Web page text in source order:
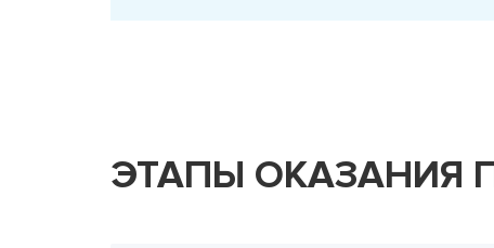
ЭТАПЫ ОКАЗАНИЯ